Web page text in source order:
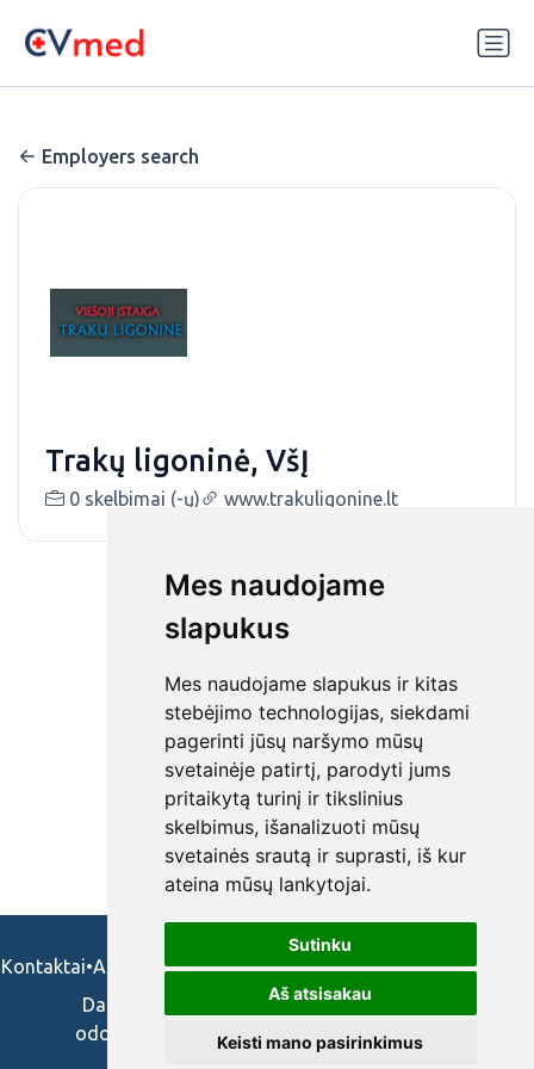
Mes naudojame
slapukus
Mes naudojame slapukus ir kitas
stebėjimo technologijas, siekdami
pagerinti jūsų naršymo mūsų
svetainėje patirtį, parodyti jums
pritaikytą turinį ir tikslinius
skelbimus, išanalizuoti mūsų
svetainės srautą ir suprasti, iš kur
ateina mūsų lankytojai.
Sutinku
Aš atsisakau
Keisti mano pasirinkimus
Employers search
Trakų ligoninė, VšĮ
0 skelbimai (-ų) www.trakuligonine.lt
Kontaktai•Apie mus•Naudojimosi taisykės•Privatumo politika
Darbo skelbimai ir pasiūlymai: gydytojams,
odontologams, slaugytojams, veterinarams,